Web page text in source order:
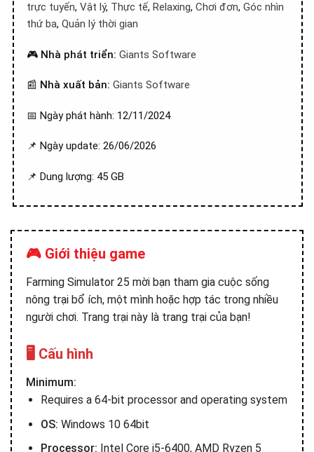
trực tuyến, Vật lý, Thực tế, Relaxing, Chơi đơn, Góc nhìn
thứ ba, Quản lý thời gian
🎮 Nhà phát triển: Giants Software
📰 Nhà xuất bản: Giants Software
📅 Ngày phát hành: 12/11/2024
📌 Ngày update: 26/06/2026
📌 Dung lượng: 45 GB
🎮 Giới thiệu game
Farming Simulator 25 mời bạn tham gia cuộc sống
nông trại bổ ích, một mình hoặc hợp tác trong nhiều
người chơi. Trang trại này là trang trại của bạn!
🖥️ Cấu hình
Minimum:
Requires a 64-bit processor and operating system
OS: Windows 10 64bit
Processor: Intel Core i5-6400, AMD Ryzen 5